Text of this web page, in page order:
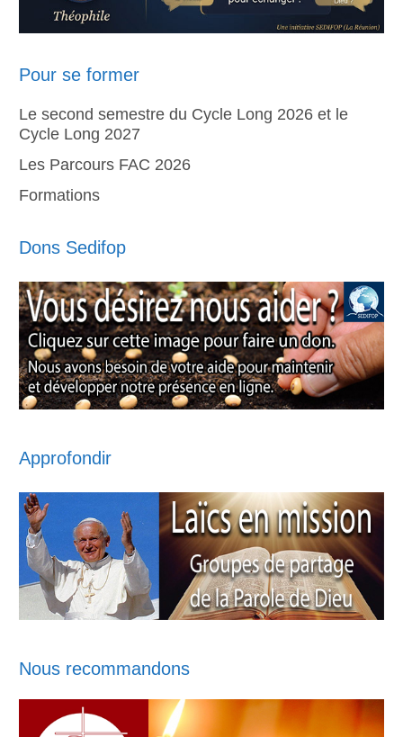
Pour se former
Le second semestre du Cycle Long 2026 et le
Cycle Long 2027
Les Parcours FAC 2026
Formations
Dons Sedifop
Approfondir
Nous recommandons